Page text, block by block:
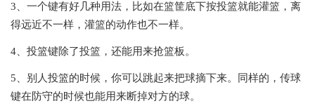
3、一个键有好几种用法，比如在篮筐底下按投篮就能灌篮，离
得远近不一样，灌篮的动作也不一样。
4、投篮键除了投篮，还能用来抢篮板。
5、别人投篮的时候，你可以跳起来把球摘下来。同样的，传球
键在防守的时候也能用来断掉对方的球。